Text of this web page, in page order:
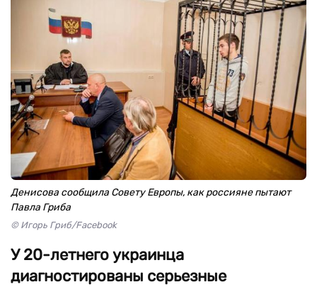
Денисова сообщила Совету Европы, как россияне пытают
Павла Гриба
© Игорь Гриб/Facebook
У 20-летнего украинца
диагностированы серьезные